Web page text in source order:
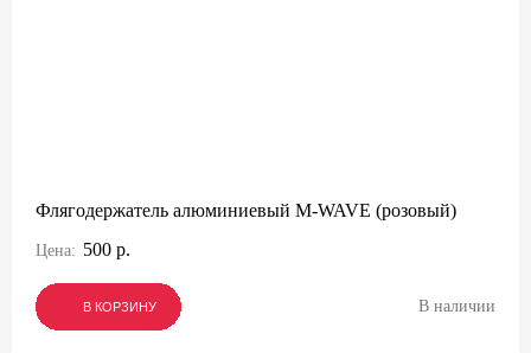
Флягодержатель алюминиевый M-WAVE (розовый)
Цена: 500 р.
В КОРЗИНУ
В КОРЗИНУ
В КОРЗИНУ В наличии